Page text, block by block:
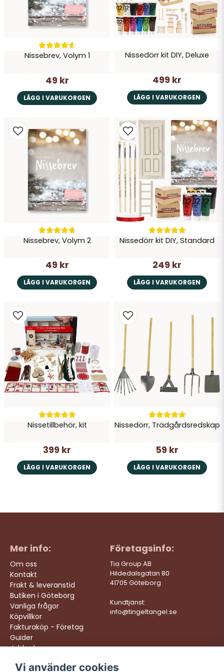
Skicka fråga
Nissebrev, Volym 1
49 kr
LÄGG I VARUKORGEN
Nissedörr kit DIY, Deluxe
499 kr
LÄGG I VARUKORGEN
Nissebrev, Volym 2
49 kr
LÄGG I VARUKORGEN
Nissedörr kit DIY, Standard
249 kr
LÄGG I VARUKORGEN
Nissetillbehör, kit
399 kr
LÄGG I VARUKORGEN
Nissedörr, Trädgårdsredskap
59 kr
LÄGG I VARUKORGEN
Mer info:
Om oss
Kontakt
Frakt & leveranstid
Butiken i Göteborg
Vanliga frågor
Köpvillkor
Fakturaköp - Företag
Guider
Jobba hos oss
Företagsinfo:
Tia Group AB
Hildedalsgatan 80
41705 Göteborg
Kundtjänst:
info@tingeltangel.se
Följ oss: Vi levererar:
Vi använder cookies